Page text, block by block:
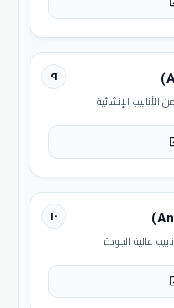
٩
الإنشائية
١٠
عالية الجودة